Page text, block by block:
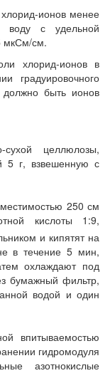
ионов менее
воду с удельной
мкСм/см.
хлорид-ионов в
градуировочного
быть ионов
целлюлозы,
5 г, взвешенную с
250 см
кислоты 1:9,
и кипятят на
в течение 5 мин,
охлаждают под
бумажный фильтр,
водой и один
впитываемостью
гидромодуля
азотнокислые